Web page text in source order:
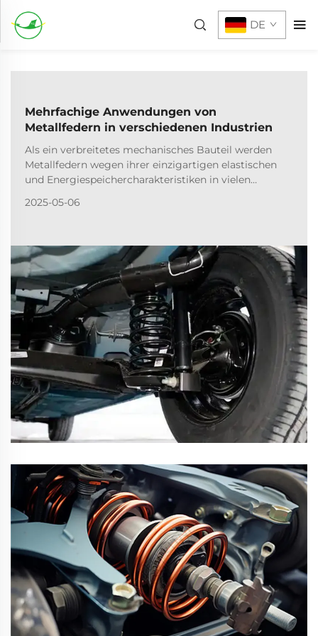
DE
Mehrfachige Anwendungen von
Metallfedern in verschiedenen Industrien
Als ein verbreitetes mechanisches Bauteil werden
Metallfedern wegen ihrer einzigartigen elastischen
und Energiespeichercharakteristiken in vielen
typische Anwendung und Funktionsanalyse von
2025-05-06